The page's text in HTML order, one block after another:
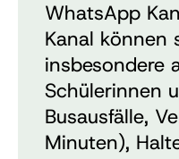
WhatsApp
Kanal können
insbesondere
Schülerinnen
Busausfälle,
Minuten),